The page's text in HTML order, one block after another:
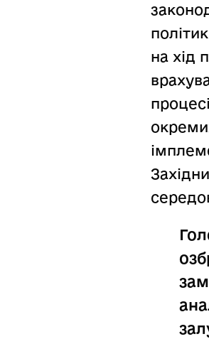
на хід